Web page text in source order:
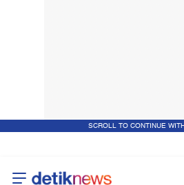
SCROLL TO CONTINUE